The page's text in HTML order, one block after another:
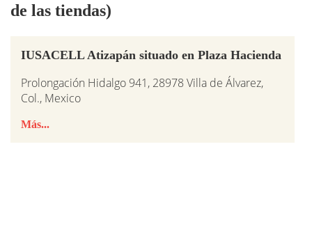
de las tiendas)
IUSACELL Atizapán situado en Plaza Hacienda
Prolongación Hidalgo 941, 28978 Villa de Álvarez,
Col., Mexico
Más...